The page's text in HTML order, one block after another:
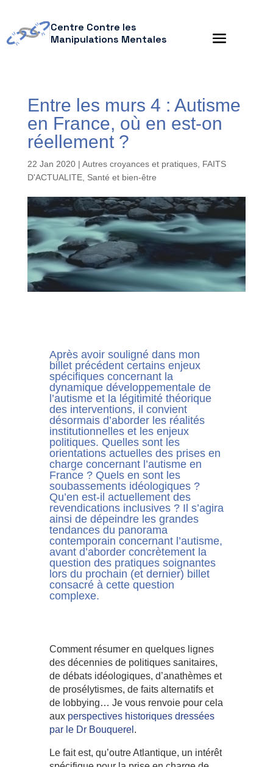
Centre Contre les
Manipulations Mentales
Entre les murs 4 : Autisme
en France, où en est-on
réellement ?
22 Jan 2020| Autres croyances et pratiques, FAITS
D'ACTUALITE, Santé et bien-être
Après avoir souligné dans mon
billet précédent certains enjeux
spécifiques concernant la
dynamique développementale de
l’autisme et la légitimité théorique
des interventions, il convient
désormais d’aborder les réalités
institutionnelles et les enjeux
politiques. Quelles sont les
orientations actuelles des prises en
charge concernant l’autisme en
France ? Quels en sont les
soubassements idéologiques ?
Qu’en est-il actuellement des
revendications inclusives ? Il s’agira
ainsi de dépeindre les grandes
tendances du panorama
contemporain concernant l’autisme,
avant d’aborder concrètement la
question des pratiques soignantes
lors du prochain (et dernier) billet
consacré à cette question
complexe.
Comment résumer en quelques lignes
des décennies de politiques sanitaires,
de débats idéologiques, d’anathèmes et
de prosélytismes, de faits alternatifs et
de lobbying… Je vous renvoie pour cela
aux perspectives historiques dressées
par le Dr Bouquerel .
Le fait est, qu’outre Atlantique, un intérêt